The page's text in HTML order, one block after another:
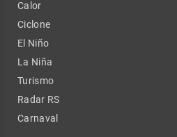
Calor
Ciclone
El Niño
La Niña
Turismo
Radar RS
Carnaval